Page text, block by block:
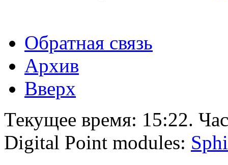
Обратная связь
Архив
Вверх
Текущее время: 15:22.
Digital Point modules: